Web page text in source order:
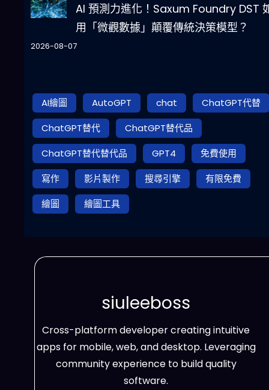
AI 預測力進化！Saxum Foundry DST
用「微觀數據」顛覆傳統決策模型？
2026-08-07
AI繪圖 AutoGPT chat
ChatGPT代替
ChatGPT替代
ChatGPT替代品
ChatGPT替代替代品
GPT4
免費使用
寫作
影片製作 搜尋引擎
有限免費
繪圖
繪圖工具
siuleeboss
Cross-platform developer creating intuitive
apps for mobile, web, and desktop. Leveraging
community experience to build quality
software.